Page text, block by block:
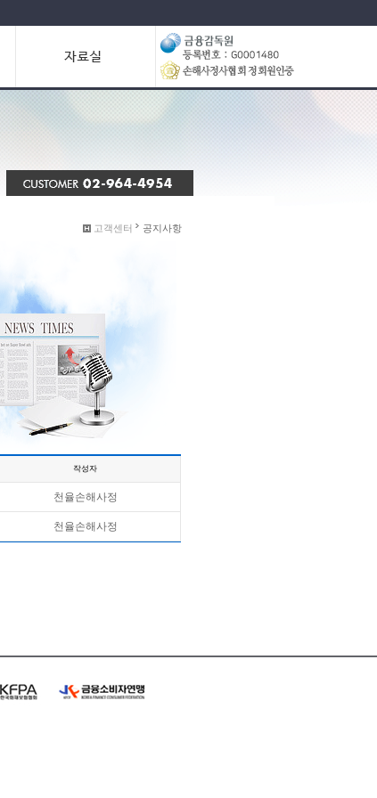
고객센터 공지사항
작성자
천율손해사정
천율손해사정